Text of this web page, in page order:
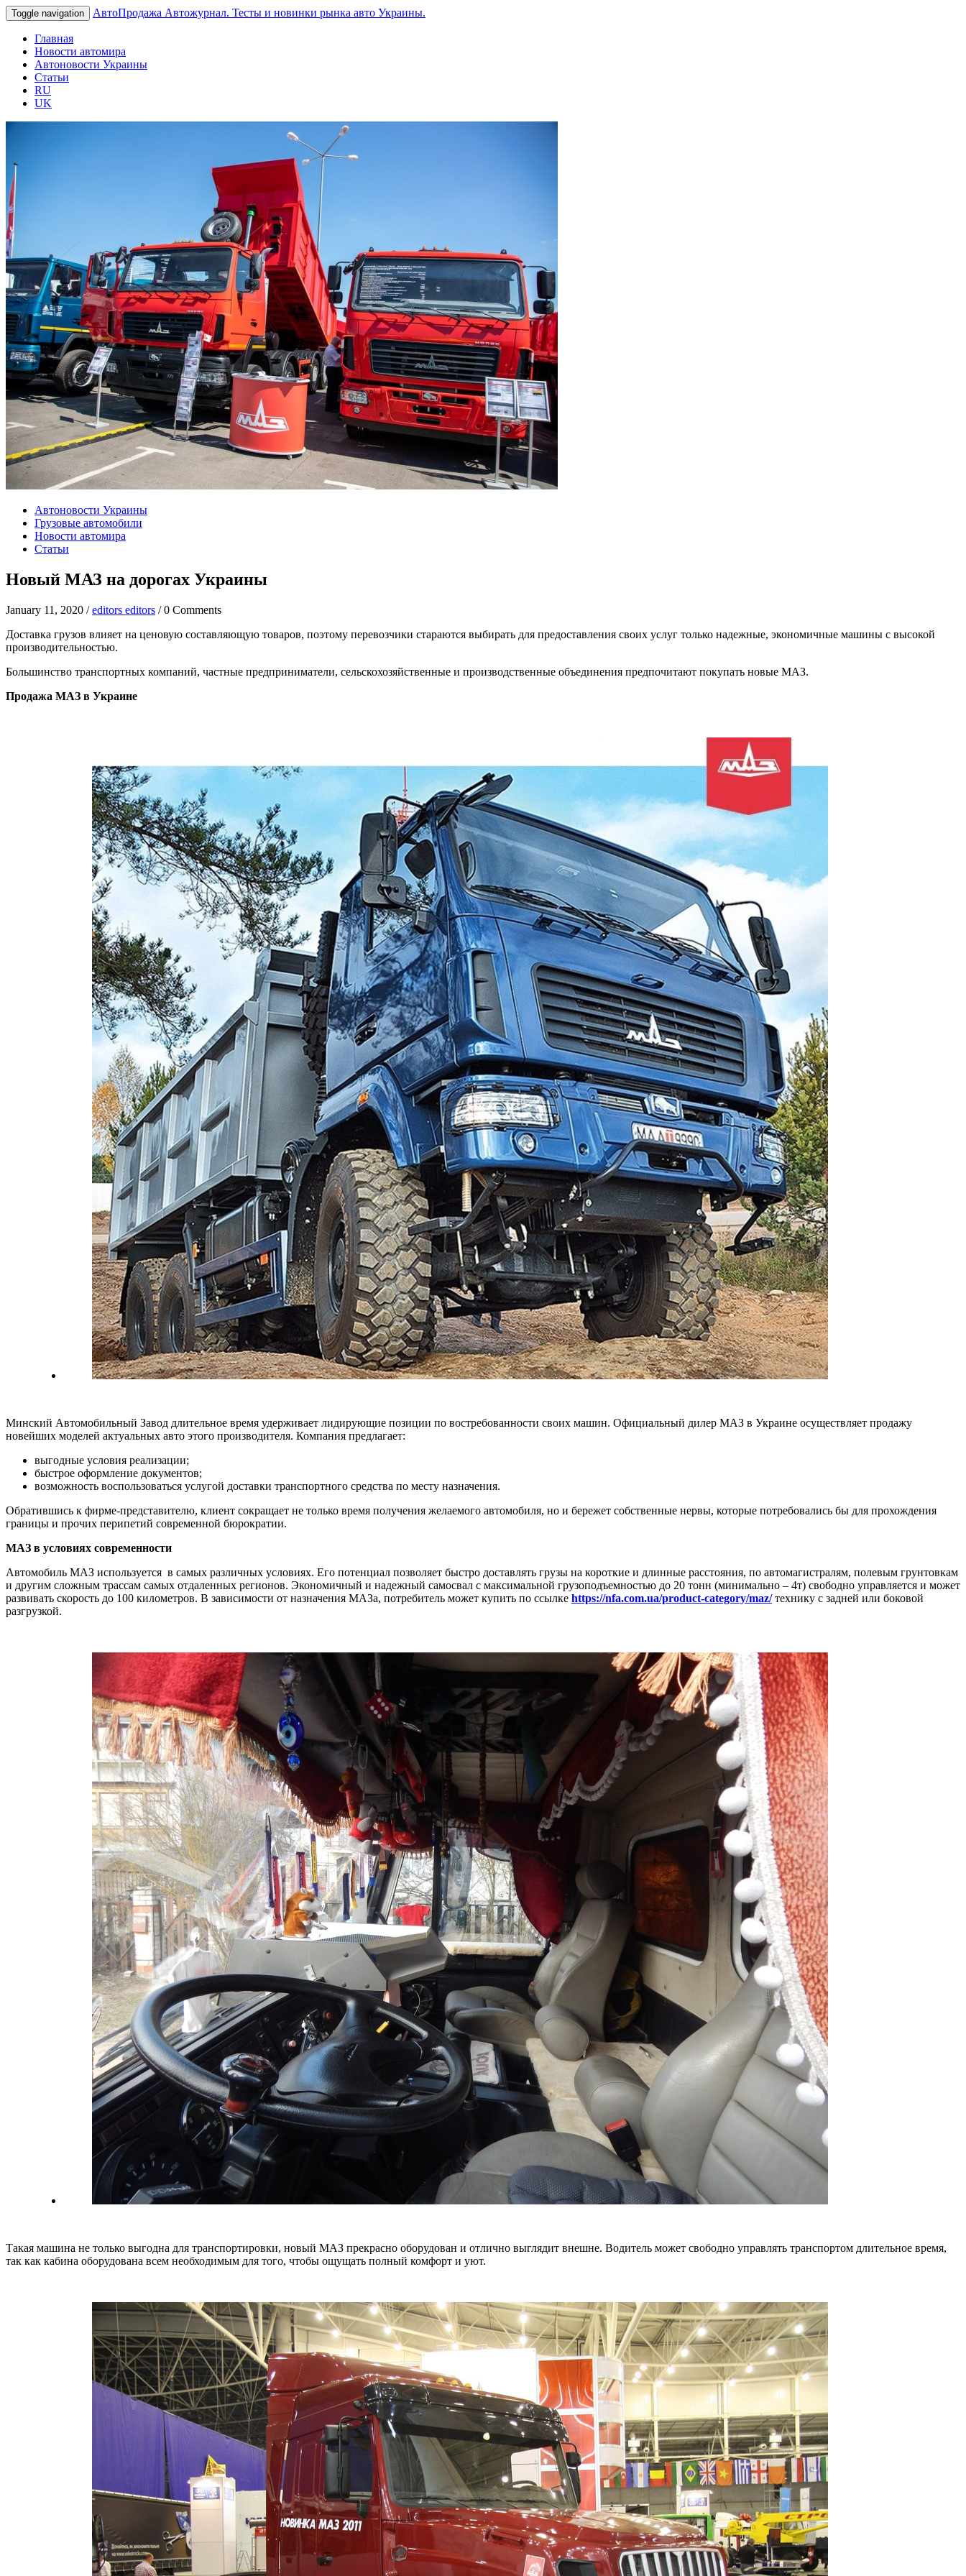
Toggle navigation АвтоПродажа Автожурнал. Тесты и новинки рынка авто Украины.
Главная
Новости автомира
Автоновости Украины
Статьи
RU
UK
Автоновости Украины
Грузовые автомобили
Новости автомира
Статьи
Новый МАЗ на дорогах Украины
January 11, 2020 /editors editors / 0 Comments
Доставка грузов влияет на ценовую составляющую товаров, поэтому перевозчики стараются выбирать для предоставления своих услуг только надежные, экономичные машины с высокой
производительностью.
Большинство транспортных компаний, частные предприниматели, сельскохозяйственные и производственные объединения предпочитают покупать новые МАЗ.
Продажа МАЗ в Украине
Минский Автомобильный Завод длительное время удерживает лидирующие позиции по востребованности своих машин. Официальный дилер МАЗ в Украине осуществляет продажу
новейших моделей актуальных авто этого производителя. Компания предлагает:
выгодные условия реализации;
быстрое оформление документов;
возможность воспользоваться услугой доставки транспортного средства по месту назначения.
Обратившись к фирме-представителю, клиент сокращает не только время получения желаемого автомобиля, но и бережет собственные нервы, которые потребовались бы для прохождения
границы и прочих перипетий современной бюрократии.
МАЗ в условиях современности
Автомобиль МАЗ используется в самых различных условиях. Его потенциал позволяет быстро доставлять грузы на короткие и длинные расстояния, по автомагистралям, полевым грунтовкам
и другим сложным трассам самых отдаленных регионов. Экономичный и надежный самосвал с максимальной грузоподъемностью до 20 тонн (минимально – 4т) свободно управляется и может
развивать скорость до 100 километров. В зависимости от назначения МАЗа, потребитель может купить по ссылке https://nfa.com.ua/product-category/maz/технику с задней или боковой
разгрузкой.
Такая машина не только выгодна для транспортировки, новый МАЗ прекрасно оборудован и отлично выглядит внешне. Водитель может свободно управлять транспортом длительное время,
так как кабина оборудована всем необходимым для того, чтобы ощущать полный комфорт и уют.